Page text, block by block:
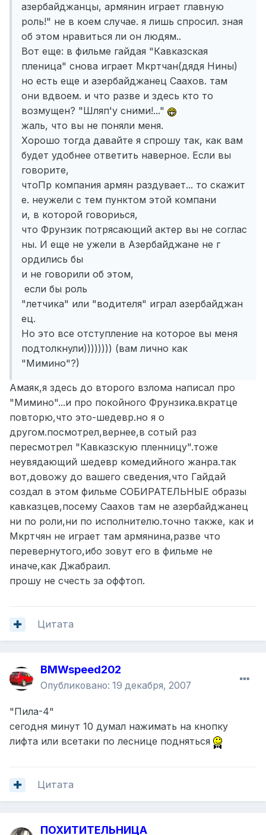
азербайджанцы, армянин играет главную
роль!" не в коем случае. я лишь спросил. зная
об этом нравиться ли он людям..
Вот еще: в фильме гайдая "Кавказская
пленица" снова играет Мкртчан(дядя Нины)
но есть еще и азербайджанец Саахов. там
они вдвоем. и что разве и здесь кто то
возмущен? "Шляп'у сними!..."
жаль, что вы не поняли меня.
Хорошо тогда давайте я спрошу так, как вам
будет удобнее ответить наверное. Если вы
говорите,
чтоПр компания армян раздувает... то скажит
е. неужели с тем пунктом этой компани
и, в которой говориься,
что Фрунзик потрясающий актер вы не соглас
ны. И еще не ужели в Азербайджане не г
ордились бы
и не говорили об этом,
если бы роль
"летчика" или "водителя" играл азербайджан
ец.
Но это все отступление на которое вы меня
подтолкнули)))))))) (вам лично как
"Мимино"?)
Амаяк,я здесь до второго взлома написал про
"Мимино"...и про покойного Фрунзика.вкратце
повторю,что это-шедевр.но я о
другом.посмотрел,вернее,в сотый раз
пересмотрел "Кавказскую пленницу".тоже
неувядающий шедевр комедийного жанра.так
вот,довожу до вашего сведения,что Гайдай
создал в этом фильме СОБИРАТЕЛЬНЫЕ образы
кавказцев,посему Саахов там не азербайджанец
ни по роли,ни по исполнителю.точно также, как и
Мкртчян не играет там армянина,разве что
перевернутого,ибо зовут его в фильме не
иначе,как Джабраил.
прошу не счесть за оффтоп.
Цитата
BMWspeed202
Опубликовано: 19 декабря, 2007
"Пила-4"
сегодня минут 10 думал нажимать на кнопку
лифта или всетаки по леснице подняться
Цитата
ПОХИТИТЕЛЬНИЦА